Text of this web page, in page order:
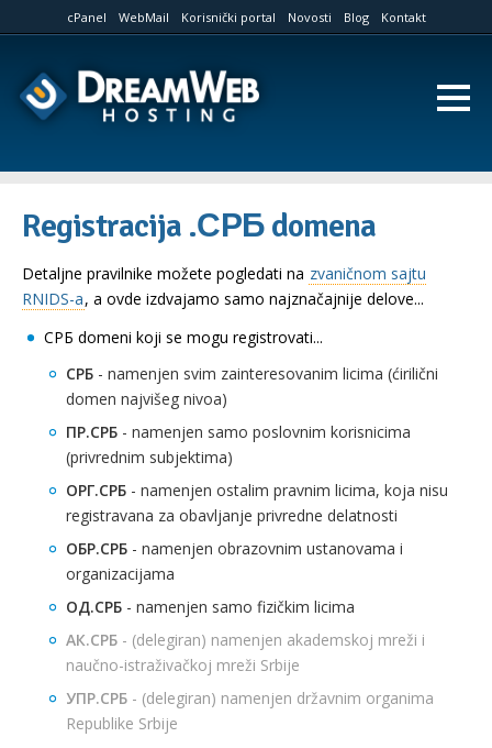
cPanel WebMail Korisnički portal Novosti Blog Kontakt
Registracija .СРБ domena
Detaljne pravilnike možete pogledati na zvaničnom sajtu
RNIDS-a, a ovde izdvajamo samo najznačajnije delove...
СРБ domeni koji se mogu registrovati...
СРБ - namenjen svim zainteresovanim licima (ćirilični
domen najvišeg nivoa)
ПР.СРБ - namenjen samo poslovnim korisnicima
(privrednim subjektima)
ОРГ.СРБ - namenjen ostalim pravnim licima, koja nisu
registravana za obavljanje privredne delatnosti
ОБР.СРБ - namenjen obrazovnim ustanovama i
organizacijama
ОД.СРБ - namenjen samo fizičkim licima
АК.СРБ - (delegiran) namenjen akademskoj mreži i
naučno-istraživačkoj mreži Srbije
УПР.СРБ - (delegiran) namenjen državnim organima
Republike Srbije